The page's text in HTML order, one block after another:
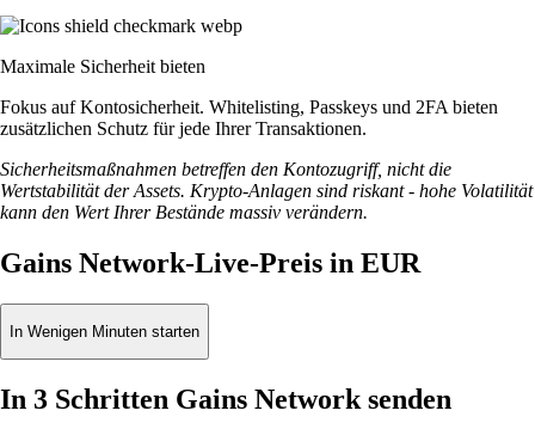
Maximale Sicherheit bieten
Fokus auf Kontosicherheit. Whitelisting, Passkeys und 2FA bieten
zusätzlichen Schutz für jede Ihrer Transaktionen.
Sicherheitsmaßnahmen betreffen den Kontozugriff, nicht die
Wertstabilität der Assets. Krypto-Anlagen sind riskant - hohe Volatilität
kann den Wert Ihrer Bestände massiv verändern.
Gains Network-Live-Preis in EUR
In Wenigen Minuten starten
In 3 Schritten Gains Network senden